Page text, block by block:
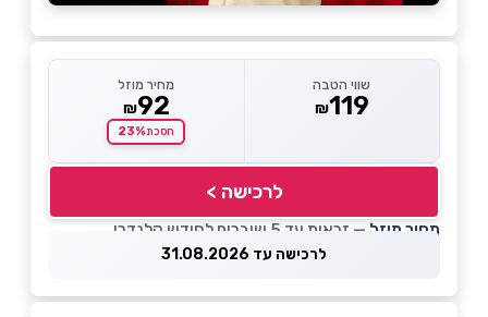
שווי הטבה
₪119
מחיר מוזל
₪92
חסכת23%
לרכישה >
מחיר מוזל — זכאות עד 5 שוברים לחודש קלנדרי
לרכישה עד 31.08.2026